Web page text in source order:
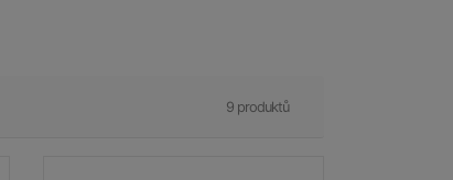
9 produktů